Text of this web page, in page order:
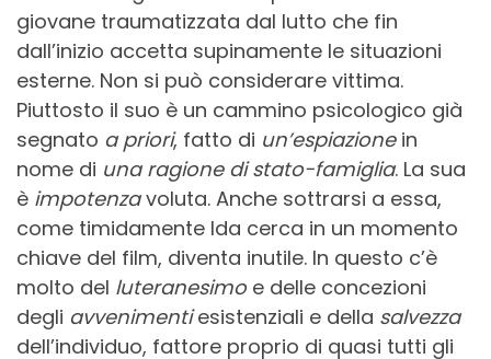
giovane traumatizzata dal lutto che fin
dall’inizio accetta supinamente le situazioni
esterne. Non si può considerare vittima.
Piuttosto il suo è un cammino psicologico già
segnato a priori, fatto di un’espiazionein
nome di una ragione di stato-famiglia. La sua
è impotenzavoluta. Anche sottrarsi a essa,
come timidamente Ida cerca in un momento
chiave del film, diventa inutile. In questo c’è
molto del luteranesimo e delle concezioni
degli avvenimentiesistenziali e della salvezza
dell’individuo, fattore proprio di quasi tutti gli